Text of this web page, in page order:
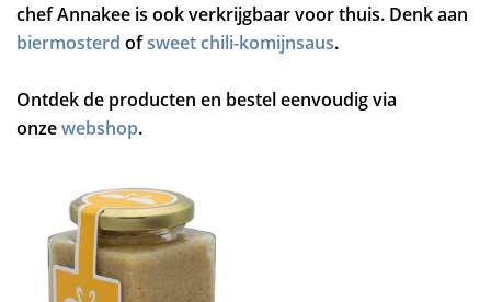
chef Annakee is ook verkrijgbaar voor thuis. Denk aan
biermosterd ofsweet chili-komijnsaus.
Ontdek de producten en bestel eenvoudig via
onzewebshop.